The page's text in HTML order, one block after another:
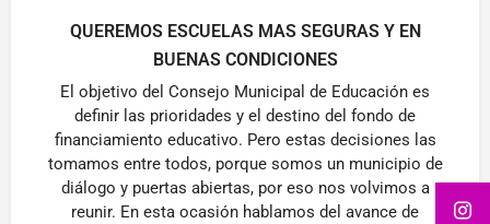
QUEREMOS ESCUELAS MAS SEGURAS Y EN
BUENAS CONDICIONES
El objetivo del Consejo Municipal de Educación es
definir las prioridades y el destino del fondo de
financiamiento educativo. Pero estas decisiones las
tomamos entre todos, porque somos un municipio de
diálogo y puertas abiertas, por eso nos volvimos a
reunir. En esta ocasión hablamos del avance de